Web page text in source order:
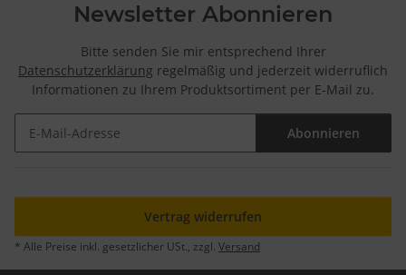
Newsletter Abonnieren
Bitte senden Sie mir entsprechend Ihrer
Datenschutzerklärung regelmäßig und jederzeit widerruflich
Informationen zu Ihrem Produktsortiment per E-Mail zu.
Abonnieren
Vertrag widerrufen
* Alle Preise inkl. gesetzlicher USt., zzgl. Versand